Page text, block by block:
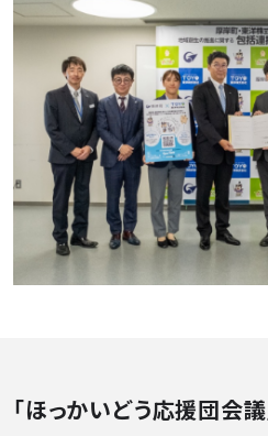
「ほっかいどう応援団会